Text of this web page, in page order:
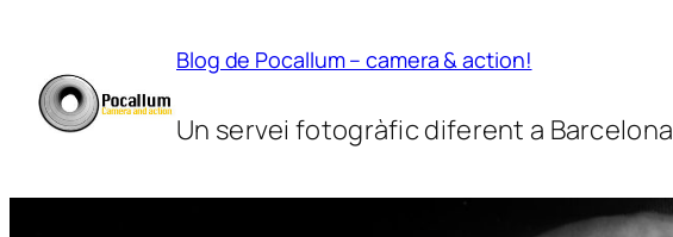
contingut
Blog de Pocallum – camera & action!
Un servei fotogràfic diferent a Barcelona